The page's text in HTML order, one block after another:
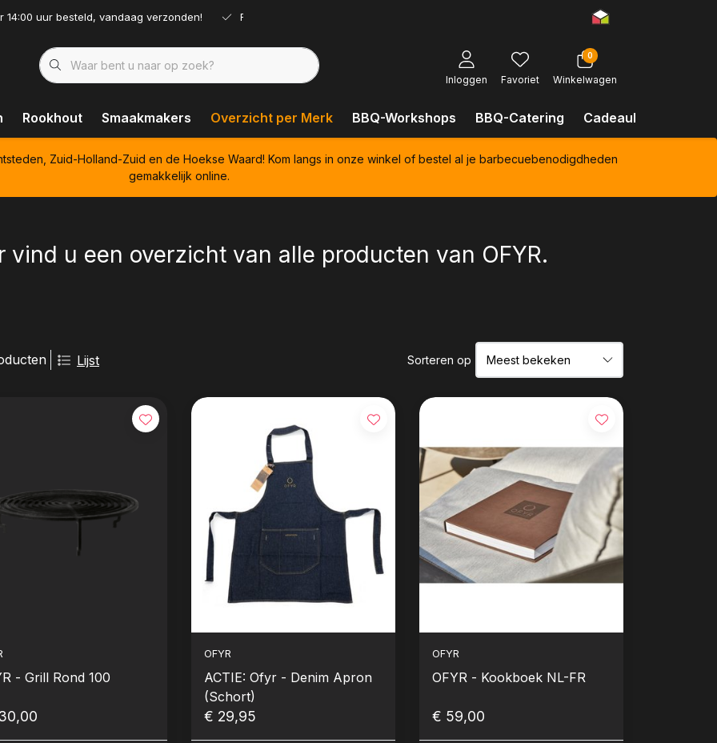
14:00 uur besteld, vandaag verzonden! Ruim assortiment!
Inloggen Favoriet
0
Winkelwagen
Rookhout Smaakmakers Overzicht per Merk BBQ-Workshops BBQ-Catering Cadeaubonnen
Zuid-Holland-Zuid en de Hoekse Waard! Kom langs in onze winkel of bestel al je barbecuebenodigdheden
gemakkelijk online.
vind u een overzicht van alle producten van OFYR.
Lijst Sorteren op
- Grill Rond 100
OFYR
ACTIE: Ofyr - Denim Apron
(Schort)
€ 29,95
OFYR
OFYR - Kookboek NL-FR
€ 59,00